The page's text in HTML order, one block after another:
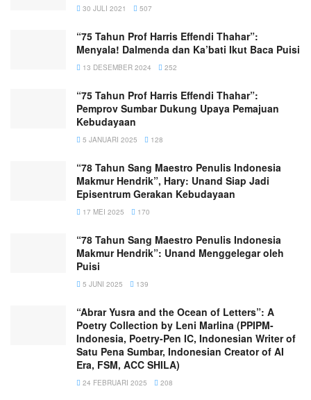
30 JULI 2021 507
“75 Tahun Prof Harris Effendi Thahar”:
Menyala! Dalmenda dan Ka’bati Ikut Baca Puisi
13 DESEMBER 2024 252
“75 Tahun Prof Harris Effendi Thahar”:
Pemprov Sumbar Dukung Upaya Pemajuan
Kebudayaan
5 JANUARI 2025 128
“78 Tahun Sang Maestro Penulis Indonesia
Makmur Hendrik”, Hary: Unand Siap Jadi
Episentrum Gerakan Kebudayaan
17 MEI 2025 170
“78 Tahun Sang Maestro Penulis Indonesia
Makmur Hendrik”: Unand Menggelegar oleh
Puisi
5 JUNI 2025 139
“Abrar Yusra and the Ocean of Letters”: A
Poetry Collection by Leni Marlina (PPIPM-
Indonesia, Poetry-Pen IC, Indonesian Writer of
Satu Pena Sumbar, Indonesian Creator of AI
Era, FSM, ACC SHILA)
24 FEBRUARI 2025 208